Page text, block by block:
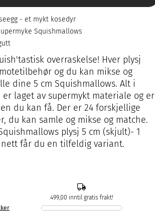
- et mykt kosedyr
Squishmallows
overraskelse! Hver plysj
og du kan mikse og
dine 5 cm Squishmallows. Alt i
laget av supermykt materiale og er
du kan få. Der er 24 forskjellige
du kan samle og mikse og matche.
plysj 5 cm (skjult)- 1
får du en tilfeldig variant.
499,00 inntil gratis frakt!